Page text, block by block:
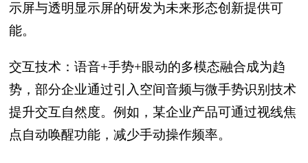
示屏与透明显示屏的研发为未来形态创新提供可
能。
交互技术：语音+手势+眼动的多模态融合成为趋
势，部分企业通过引入空间音频与微手势识别技术
提升交互自然度。例如，某企业产品可通过视线焦
点自动唤醒功能，减少手动操作频率。